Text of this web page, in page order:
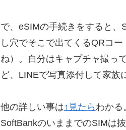
で、eSIMの手続きをすると、
し穴でそこで出てくるQRコ
ね）。自分はキャプチャ撮っ
ど、LINEで写真添付して家族
他の詳しい事は↑見たら わかる
SoftBankのいままでのSIMは抜